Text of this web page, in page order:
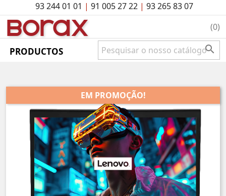
93 244 01 01 | 91 005 27 22| 93 265 83 07
BOrAx (0)
PRODUCTOS 
EM PROMOÇÃO!